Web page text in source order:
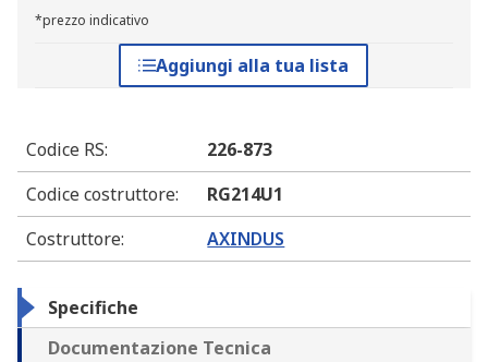
*prezzo indicativo
Aggiungi alla tua lista
Codice RS:
226-873
Codice costruttore:
RG214U1
Costruttore: AXINDUS
Specifiche
Documentazione Tecnica